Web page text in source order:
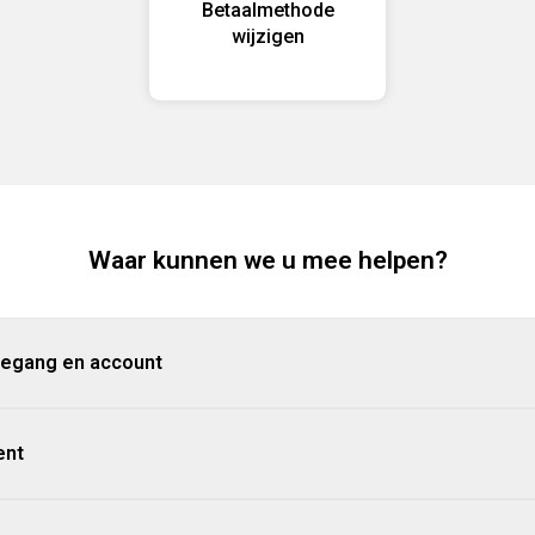
Betaalmethode
wijzigen
Waar kunnen we u mee helpen?
en account